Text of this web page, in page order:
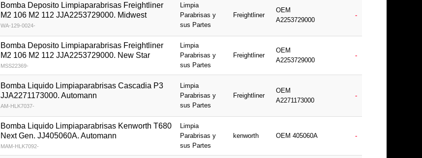
Bomba Deposito Limpiaparabrisas Freightliner
M2 106 M2 112 JJA2253729000. Midwest
WA-129-0024-
Limpia
Parabrisas y
sus Partes
Freightliner
OEM
A2253729000
-
Bomba Deposito Limpiaparabrisas Freightliner
M2 106 M2 112 JJA2253729000. New Star
MSS22369-
Limpia
Parabrisas y
sus Partes
Freightliner
OEM
A2253729000
-
Bomba Liquido Limpiaparabrisas Cascadia P3
JJA2271173000. Automann
AM-HLK7037-
Limpia
Parabrisas y
sus Partes
Freightliner
OEM
A2271173000
-
Bomba Liquido Limpiaparabrisas Kenworth T680
Next Gen. JJ405060A. Automann
MAM-HLK7092-
Limpia
Parabrisas y
sus Partes
kenworth OEM 405060A -